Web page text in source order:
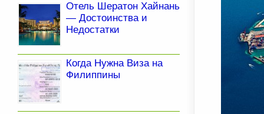
Отель Шератон Хайнань
— Достоинства и
Недостатки
Когда Нужна Виза на
Филиппины